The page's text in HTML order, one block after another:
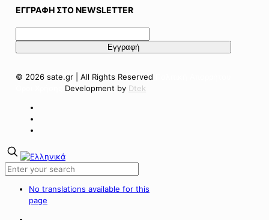
ΕΓΓΡΑΦΗ ΣΤΟ NEWSLETTER
© 2026 sate.gr | All Rights Reserved
Development by Dtek
No translations available for this
page